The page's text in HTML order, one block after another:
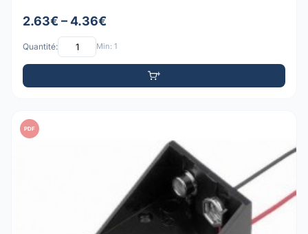
2.63€ – 4.36€
Quantité: Min: 1
PDF